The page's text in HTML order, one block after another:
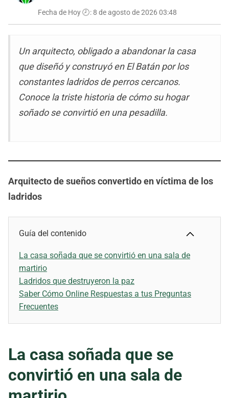
Fecha de Hoy 🕗:8 de agosto de 2026 03:48
Un arquitecto, obligado a abandonar la casa
que diseñó y construyó en El Batán por los
constantes ladridos de perros cercanos.
Conoce la triste historia de cómo su hogar
soñado se convirtió en una pesadilla.
Arquitecto de sueños convertido en víctima de los
ladridos
Guía del contenido
La casa soñada que se convirtió en una sala de
martirio
Ladridos que destruyeron la paz
Saber Cómo Online Respuestas a tus Preguntas
Frecuentes
La casa soñada que se
convirtió en una sala de